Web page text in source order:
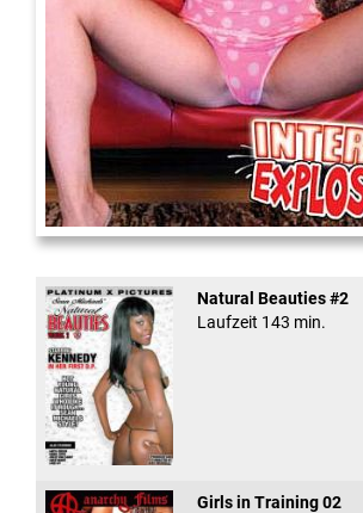
Internal Explosionen
Natural Beauties #2
Laufzeit 143 min.
Girls in Training 02